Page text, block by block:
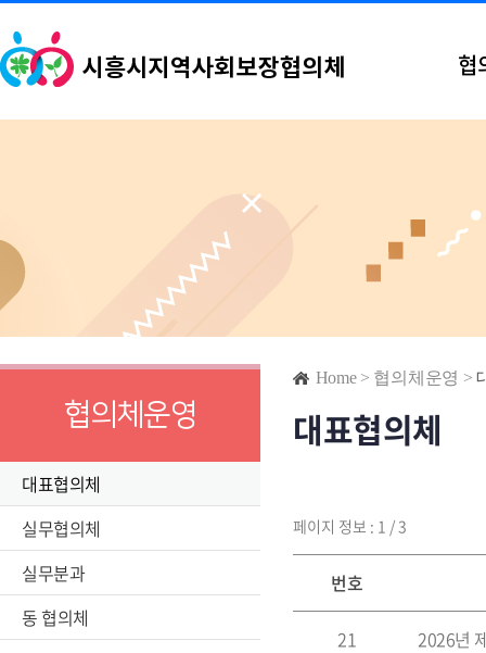
협
협의체운영
대표협의체
실무협의체
실무분과
동 협의체
Home > 협의체운영 >
대표협의체
페이지 정보 : 1 / 3
번호
21 2026년